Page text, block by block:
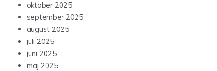
oktober 2025
september 2025
august 2025
juli 2025
juni 2025
maj 2025